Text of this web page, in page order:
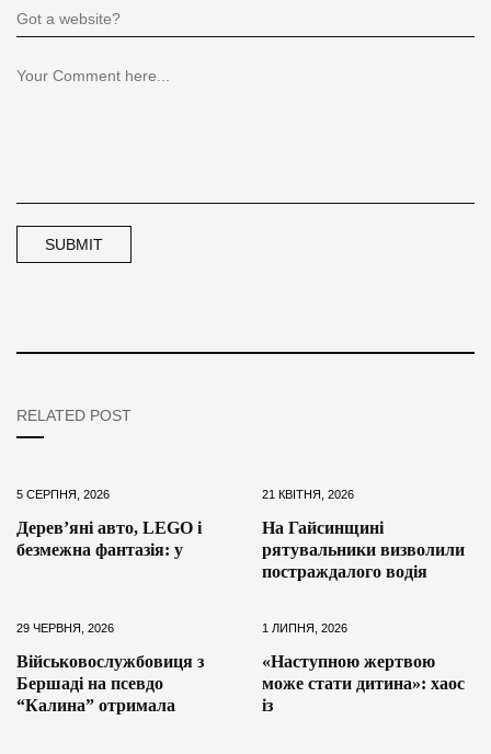
RELATED POST
5 СЕРПНЯ, 2026
Дерев’яні авто, LEGO і
безмежна фантазія: у
21 КВІТНЯ, 2026
На Гайсинщині
рятувальники визволили
постраждалого водія
29 ЧЕРВНЯ, 2026
Військовослужбовиця з
Бершаді на псевдо
“Калина” отримала
1 ЛИПНЯ, 2026
«Наступною жертвою
може стати дитина»: хаос
із